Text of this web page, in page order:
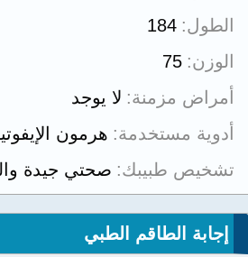
الطول 184
الوزن 75
أمراض مزمنة لا يوجد
أدوية مستخدمة هرمون
تشخيص طبيبك صحتي جيدة
إجابة الطاقم الطبي